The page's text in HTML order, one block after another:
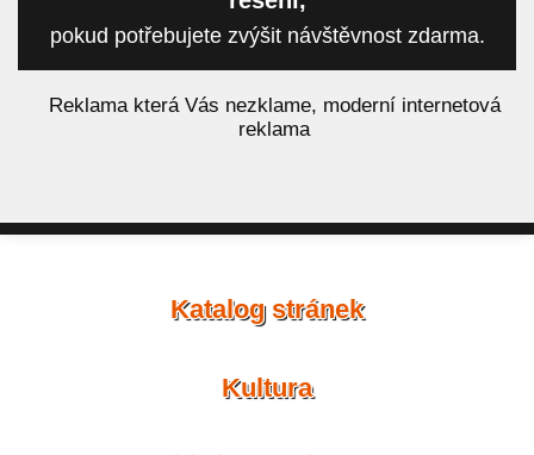
pokud potřebujete zvýšit návštěvnost zdarma.
Reklama která Vás nezklame, moderní internetová
reklama
Katalog stránek
Kultura